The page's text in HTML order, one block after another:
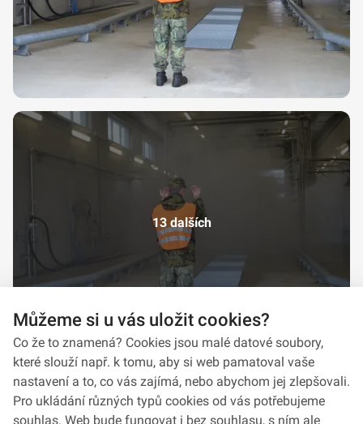
13 dalších
Můžeme si u vás uložit cookies?
Co že to znamená? Cookies jsou malé datové soubory,
které slouží např. k tomu, aby si web pamatoval vaše
nastavení a to, co vás zajímá, nebo abychom jej zlepšovali.
Pro ukládání různých typů cookies od vás potřebujeme
souhlas. Web bude fungovat i bez souhlasu, s ním ale